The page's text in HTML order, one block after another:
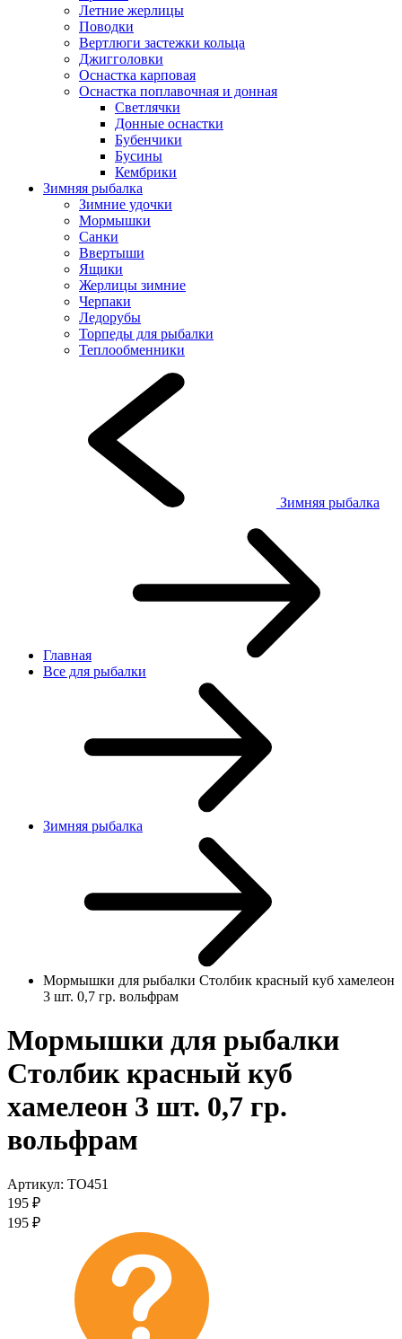
Летние жерлицы
Поводки
Вертлюги застежки кольца
Джигголовки
Оснастка карповая
Оснастка поплавочная и донная
Светлячки
Донные оснастки
Бубенчики
Бусины
Кембрики
Зимняя рыбалка
Зимние удочки
Мормышки
Санки
Ввертыши
Ящики
Жерлицы зимние
Черпаки
Ледорубы
Торпеды для рыбалки
Теплообменники
Зимняя рыбалка
Главная
Все для рыбалки
Зимняя рыбалка
Мормышки для рыбалки Столбик красный куб хамелеон
3 шт. 0,7 гр. вольфрам
Мормышки для рыбалки
Столбик красный куб
хамелеон 3 шт. 0,7 гр.
вольфрам
Артикул: TO451
195 ₽
195 ₽